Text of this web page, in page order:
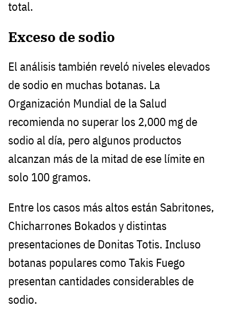
total.
Exceso de sodio
El análisis también reveló niveles elevados
de sodio en muchas botanas. La
Organización Mundial de la Salud
recomienda no superar los 2,000 mg de
sodio al día, pero algunos productos
alcanzan más de la mitad de ese límite en
solo 100 gramos.
Entre los casos más altos están Sabritones,
Chicharrones Bokados y distintas
presentaciones de Donitas Totis. Incluso
botanas populares como Takis Fuego
presentan cantidades considerables de
sodio.